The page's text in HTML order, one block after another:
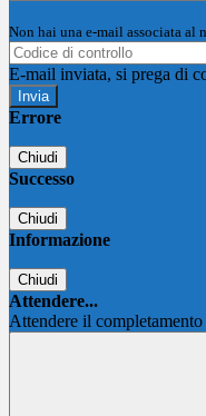
Non hai una e-mail associata al
E-mail inviata, si prega di
Errore
Chiudi
Successo
Chiudi
Informazione
Chiudi
Attendere...
Attendere il